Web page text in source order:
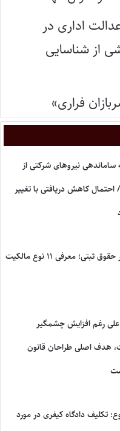
اداری در
از شناسایی
فراری»
ساماندهی نیروهای شرکتی از
کاهش دریافتی با تغییر
انواع مالکیت املاک در حقوق ثبتی؛ معرفی ۱۱ نوع مالکیت
رغم افزایش چشمگیر
هدف اصلی طراحان قانون
تکلیف دادگاه کیفری در مورد